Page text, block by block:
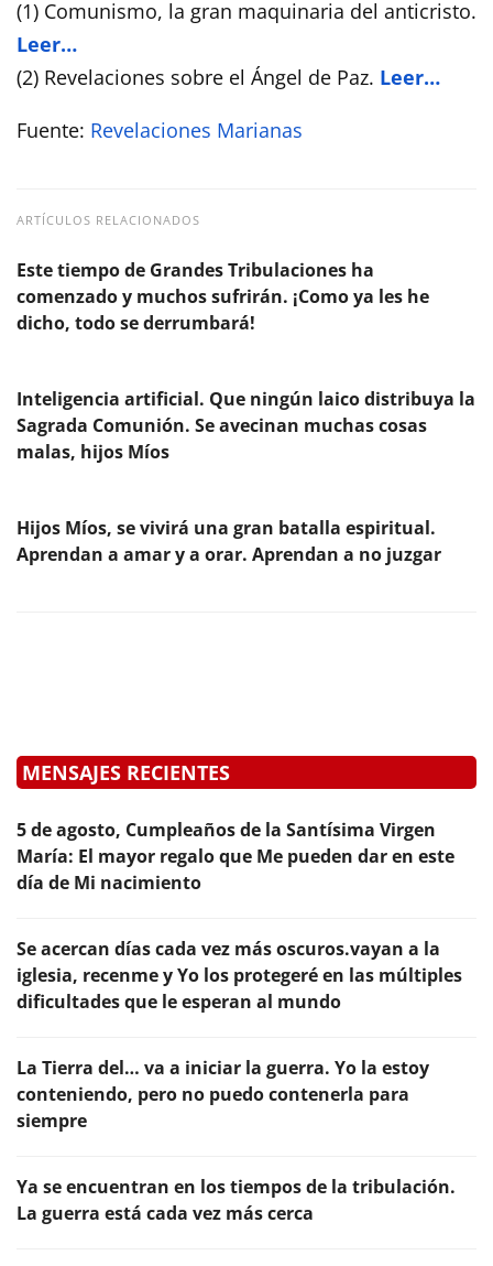
(1) Comunismo, la gran maquinaria del anticristo.
Leer…
(2) Revelaciones sobre el Ángel de Paz. Leer…
Fuente: Revelaciones Marianas
ARTÍCULOS RELACIONADOS
Este tiempo de Grandes Tribulaciones ha
comenzado y muchos sufrirán. ¡Como ya les he
dicho, todo se derrumbará!
Inteligencia artificial. Que ningún laico distribuya la
Sagrada Comunión. Se avecinan muchas cosas
malas, hijos Míos
Hijos Míos, se vivirá una gran batalla espiritual.
Aprendan a amar y a orar. Aprendan a no juzgar
MENSAJES RECIENTES
5 de agosto, Cumpleaños de la Santísima Virgen
María: El mayor regalo que Me pueden dar en este
día de Mi nacimiento
Se acercan días cada vez más oscuros.vayan a la
iglesia, recenme y Yo los protegeré en las múltiples
dificultades que le esperan al mundo
La Tierra del… va a iniciar la guerra. Yo la estoy
conteniendo, pero no puedo contenerla para
siempre
Ya se encuentran en los tiempos de la tribulación.
La guerra está cada vez más cerca